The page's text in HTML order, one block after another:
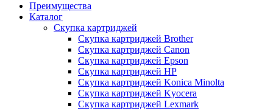
Преимущества
Каталог
Скупка картриджей
Скупка картриджей Brother
Скупка картриджей Canon
Скупка картриджей Epson
Скупка картриджей HP
Скупка картриджей Konica Minolta
Скупка картриджей Kyocera
Скупка картриджей Lexmark